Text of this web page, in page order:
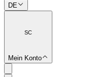
DE
SC
Mein Konto